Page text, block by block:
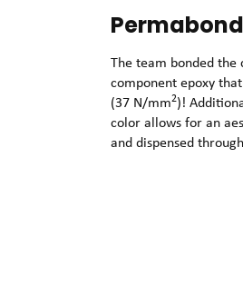
The team bonded
component epoxy
(37 N/mm2)!
color allows for an
and dispensed